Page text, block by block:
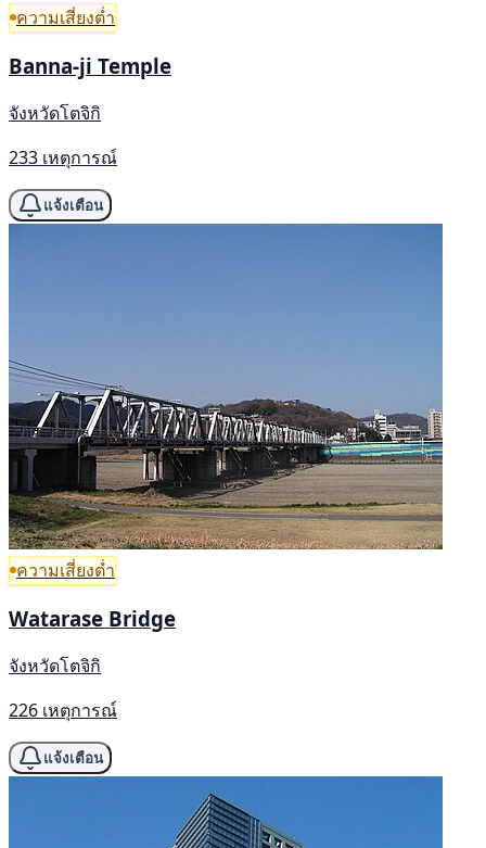
ความเสี่ยงต่ำ
Banna-ji Temple
จังหวัดโตจิกิ
233 เหตุการณ์
แจ้งเตือน
ความเสี่ยงต่ำ
Watarase Bridge
จังหวัดโตจิกิ
226 เหตุการณ์
แจ้งเตือน